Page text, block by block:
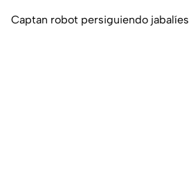
Captan robot persiguiendo